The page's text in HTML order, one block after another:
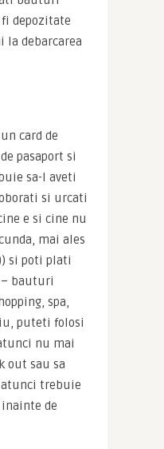
depozitate
la debarcarea
card de
pasaport si
sa-l aveti
si urcati
e si cine nu
mai ales
si poti plati
bauturi
spa,
puteti folosi
nu mai
out sau sa
trebuie
de